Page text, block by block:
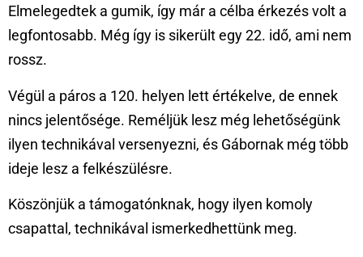
Elmelegedtek a gumik, így már a célba érkezés volt a
legfontosabb. Még így is sikerült egy 22. idő, ami nem
rossz.
Végül a páros a 120. helyen lett értékelve, de ennek
nincs jelentősége. Reméljük lesz még lehetőségünk
ilyen technikával versenyezni, és Gábornak még több
ideje lesz a felkészülésre.
Köszönjük a támogatónknak, hogy ilyen komoly
csapattal, technikával ismerkedhettünk meg.